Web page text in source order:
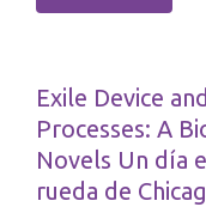
Exile Device
Processes: A
Novels Un día
rueda de